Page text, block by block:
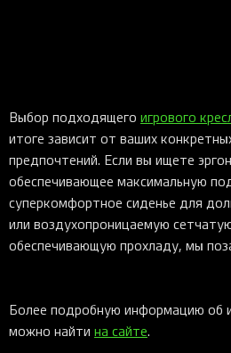
Выбор подходящего игрового
итоге зависит от ваших
предпочтений. Если вы ищете
обеспечивающее максимальную
суперкомфортное сиденье для
или воздухопроницаемую
обеспечивающую прохладу, мы
Более подробную информацию об
можно найти на сайте.